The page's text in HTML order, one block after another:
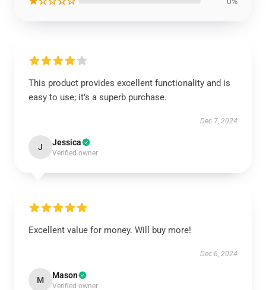
This product provides excellent functionality and is
easy to use; it’s a superb purchase.
Dec 7, 2024
J Jessica
Verified owner
Excellent value for money. Will buy more!
Dec 6, 2024
M Mason
Verified owner